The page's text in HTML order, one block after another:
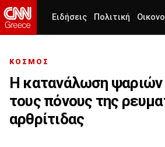
Ειδήσεις Πολιτική
ΚΟΣΜΟΣ
Η κατανάλωση ψαριών
τους πόνους της
αρθρίτιδας